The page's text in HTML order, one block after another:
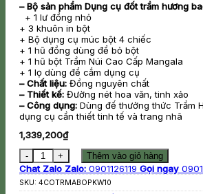
– Bộ sản phẩm Dụng cụ đốt trầm hương
+ 1 lư đồng nhỏ
+ 3 khuôn in bột
+ Bộ dụng cụ múc bột 4 chiếc
+ 1 hũ đồng dùng để bỏ bột
+ 1 hũ bột Trầm Núi Cao Cấp Mangala
+ 1 lọ dùng để cắm dụng cụ
– Chất liệu: Đồng nguyên chất
– Thiết kế: Đường nét hoa văn, tinh xảo
– Công dụng: Dùng đế thưởng thức Trầm
dụng cụ cần thiết tinh tế và trang nhã
1,339,200₫
Combo Bột Trầm Mangala + Bộ Phụ Kiện
Thêm vào giỏ hàng
Chat Zalo Zalo: 0901126119 Gọi ngay
SKU: 4COTRMABOPKW10